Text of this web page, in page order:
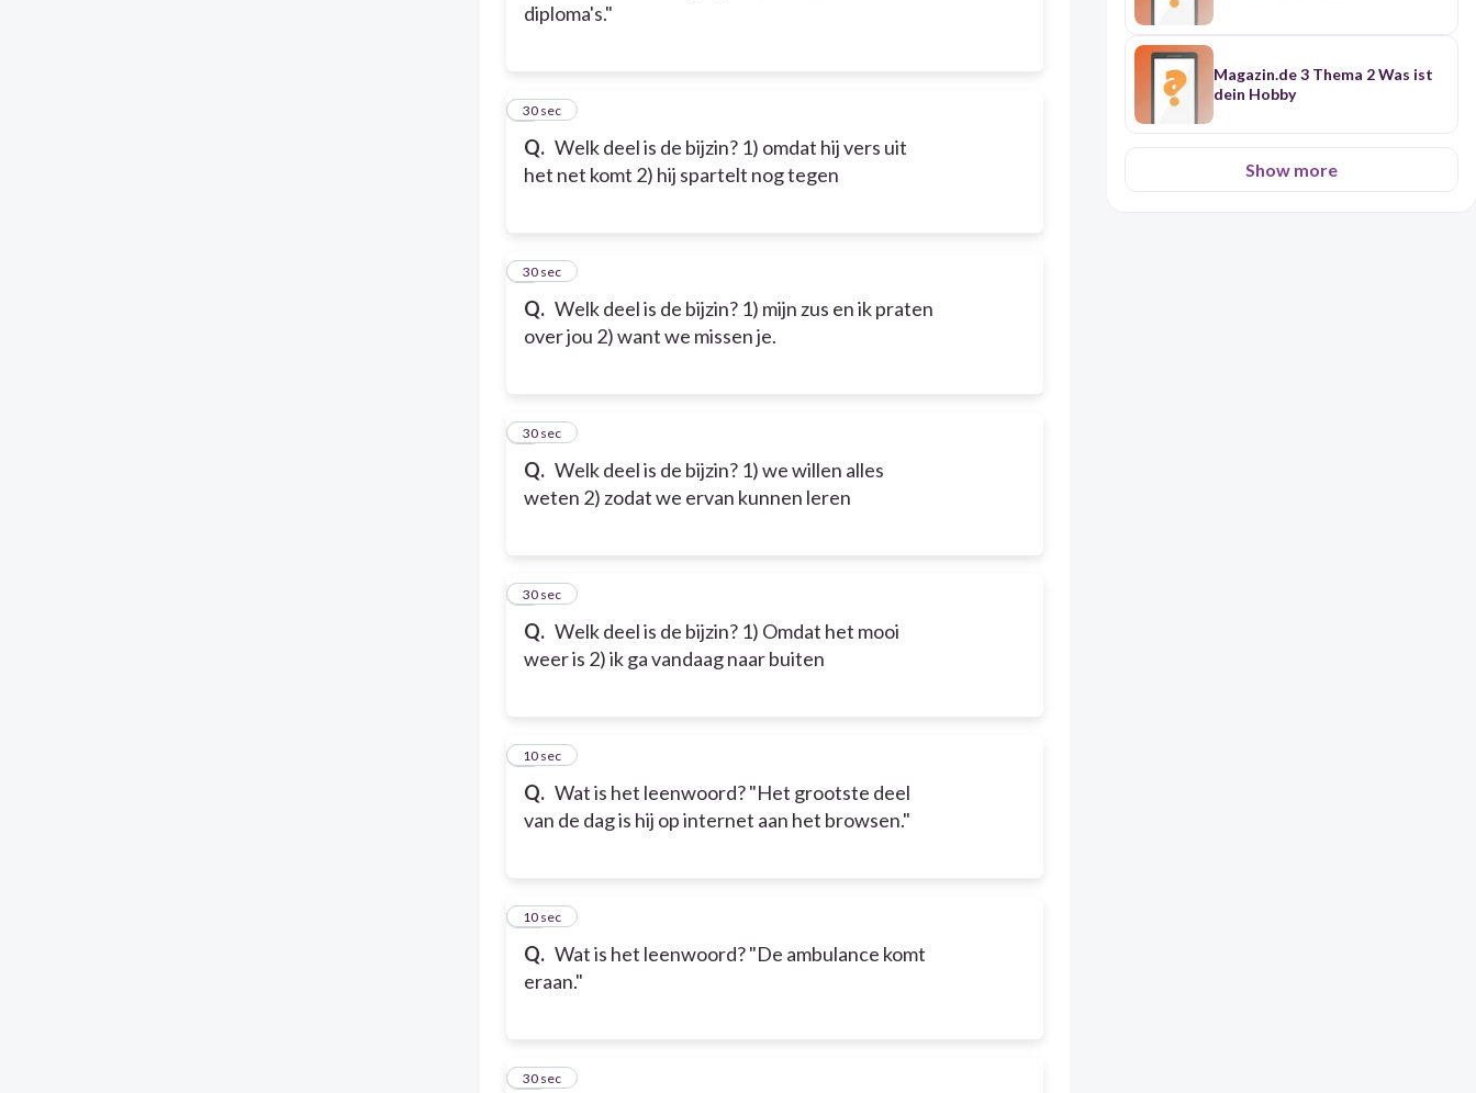
diploma's."
Q. Welk deel is de bijzin? 1) omdat hij vers uit
het net komt 2) hij spartelt nog tegen
5
30 sec
Q. Welk deel is de bijzin? 1) mijn zus en ik praten
over jou 2) want we missen je.
6
30 sec
Q. Welk deel is de bijzin? 1) we willen alles
weten 2) zodat we ervan kunnen leren
7
30 sec
Q. Welk deel is de bijzin? 1) Omdat het mooi
weer is 2) ik ga vandaag naar buiten
8
30 sec
Q. Wat is het leenwoord? "Het grootste deel
van de dag is hij op internet aan het browsen."
910 sec
Q. Wat is het leenwoord? "De ambulance komt
eraan."
10
10 sec
11
30 sec
Magazin.de 3 Thema 2 Was ist
dein Hobby
Show more